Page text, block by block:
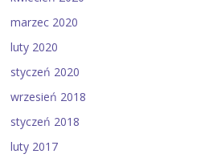
marzec 2020
luty 2020
styczeń 2020
wrzesień 2018
styczeń 2018
luty 2017